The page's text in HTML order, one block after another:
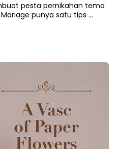
pesta pernikahan tema
punya satu tips ...